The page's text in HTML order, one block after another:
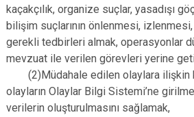
kaçakçılık, organize suçlar, yasadışı
bilişim suçlarının önlenmesi, izlenmesi,
gerekli tedbirleri almak, operasyonlar
mevzuat ile verilen görevleri yerine
(2)Müdahale edilen olaylara ilişkin
olayların Olaylar Bilgi Sistemi’ne
verilerin oluşturulmasını sağlamak,